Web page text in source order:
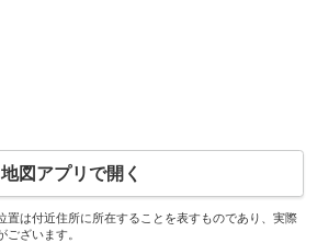
地図アプリで開く
は付近住所に所在することを表すものであり、実際
ざいます。